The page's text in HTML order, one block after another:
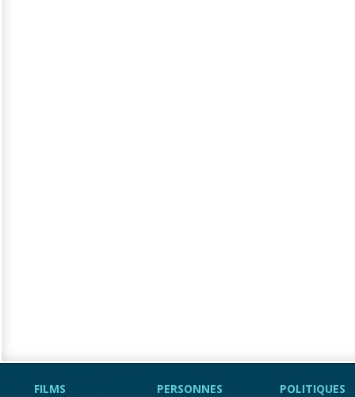
FILMS PERSONNES POLITIQUES